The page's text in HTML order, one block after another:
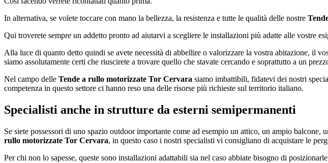
In alternativa, se volete toccare con mano la bellezza, la resistenza e tutte le qualità delle nostre
Qui troverete sempre un addetto pronto ad aiutarvi a scegliere le installazioni più adatte alle vostre
Alla luce di quanto detto quindi se avete necessità di abbellire o valorizzare la vostra abitazione, il
siamo assolutamente certi che riuscirete a trovare quello che stavate cercando e soprattutto a un
Nel campo delle Tende a rullo motorizzate Tor Cervara siamo imbattibili, fidatevi dei nostri
competenza in questo settore ci hanno reso una delle risorse più richieste sul territorio italiano.
Specialisti anche in strutture da esterni semipermanenti
Se siete possessori di uno spazio outdoor importante come ad esempio un attico, un ampio
rullo motorizzate Tor Cervara, in questo caso i nostri specialisti vi consigliano di acquistare le
Per chi non lo sapesse, queste sono installazioni adattabili sia nel caso abbiate bisogno di